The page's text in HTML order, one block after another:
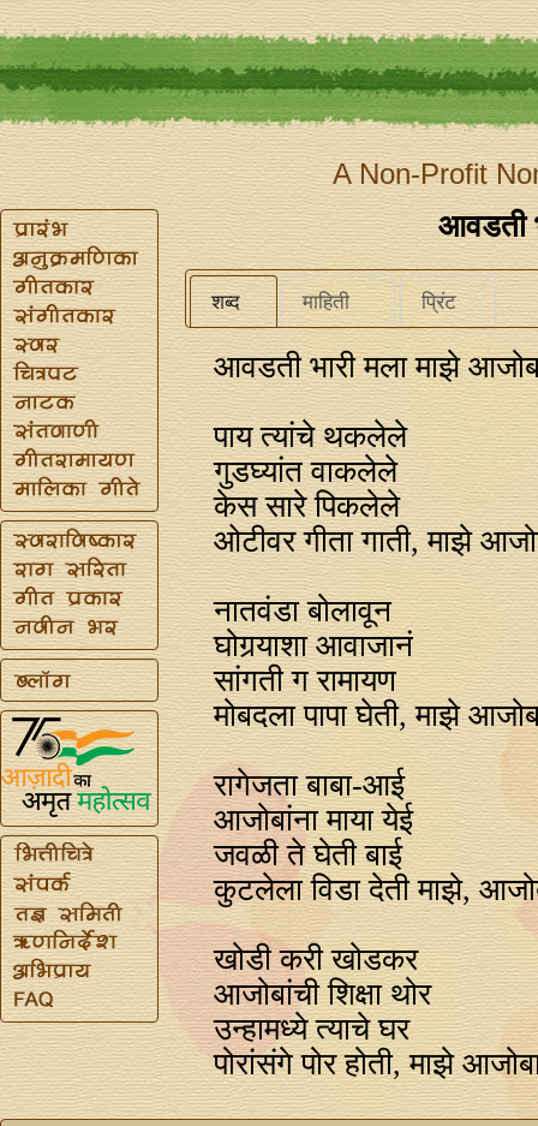
A Non-Profit
आवडती
शब्द माहिती प्रिंट
आवडती भारी मला माझे
पाय त्यांचे थकलेले
गुडघ्यांत वाकलेले
केस सारे पिकलेले
ओटीवर गीता गाती, माझे
नातवंडा बोलावून
घोगर्‍याशा आवाजानं
सांगती ग रामायण
मोबदला पापा घेती, माझे
रागेजता बाबा-आई
आजोबांना माया येई
जवळी ते घेती बाई
कुटलेला विडा देती माझे,
खोडी करी खोडकर
आजोबांची शिक्षा थोर
उन्हामध्ये त्याचे घर
पोरांसंगे पोर होती, माझे